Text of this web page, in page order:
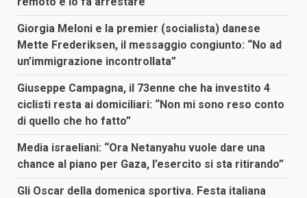
Giorgia Meloni e la premier (socialista) danese
Mette Frederiksen, il messaggio congiunto: “No ad
un’immigrazione incontrollata”
Giuseppe Campagna, il 73enne che ha investito 4
ciclisti resta ai domiciliari: “Non mi sono reso conto
di quello che ho fatto”
Media israeliani: “Ora Netanyahu vuole dare una
chance al piano per Gaza, l’esercito si sta ritirando”
Gli Oscar della domenica sportiva. Festa italiana